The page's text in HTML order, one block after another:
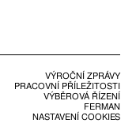
VÝROČNÍ ZPRÁVY
PRACOVNÍ PŘÍLEŽITOSTI
VÝBĚROVÁ ŘÍZENÍ
FERMAN
NASTAVENÍ COOKIES